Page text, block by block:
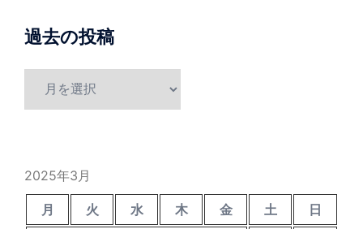
過去の投稿
2025年3月
月 火 水 木 金 土
日